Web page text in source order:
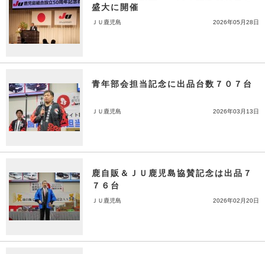
盛大に開催
ＪＵ鹿児島 2026年05月28日
青年部会担当記念に出品台数７０７台
ＪＵ鹿児島 2026年03月13日
鹿自販＆ＪＵ鹿児島協賛記念は出品７
７６台
ＪＵ鹿児島 2026年02月20日